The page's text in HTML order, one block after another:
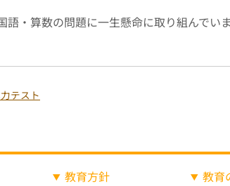
語・算数の問題に一生懸命に取り組んでい
テスト
教育方針 教育